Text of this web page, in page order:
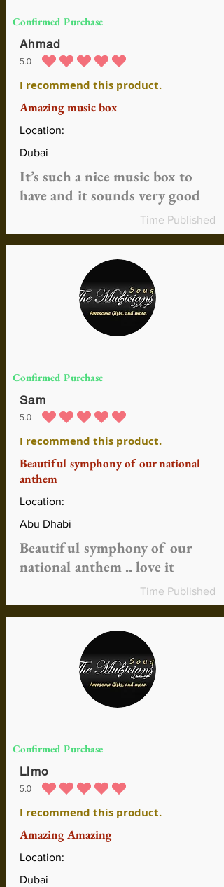
Confirmed Purchase
Ahmad
5.0
la calificación promedio es 5 de 5
I recommend this product.
Amazing music box
Location:
Dubai
It’s such a nice music box to
have and it sounds very good
Time Published
Confirmed Purchase
Sam
5.0
la calificación promedio es 5 de 5
I recommend this product.
Beautiful symphony of our national
anthem
Location:
Abu Dhabi
Beautiful symphony of our
national anthem .. love it
Time Published
Confirmed Purchase
Limo
5.0
la calificación promedio es 5 de 5
I recommend this product.
Amazing Amazing
Location:
Dubai